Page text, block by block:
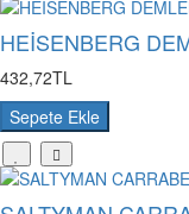
HEİSENBERG
432,72TL
Sepete Ekle